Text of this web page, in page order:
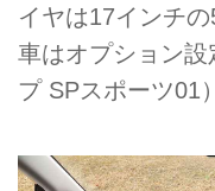
イヤは17インチ
車はオプション設
プ SPスポーツ01